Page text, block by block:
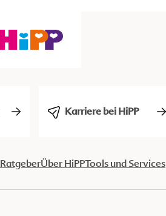
Karriere bei HiPP
RatgeberÜber HiPPTools und Services